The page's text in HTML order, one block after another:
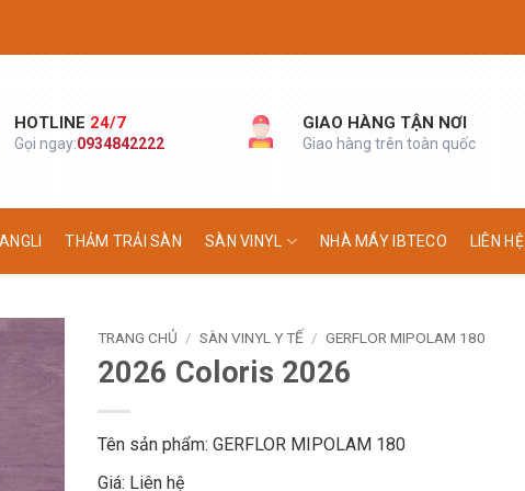
HOTLINE24/7
Gọi ngay:0934842222
GIAO HÀNG TẬN NƠI
Giao hàng trên toàn quốc
THẢM TRẢI SÀN SÀN VINYL NHÀ MÁY IBTECO LIÊN HỆ
TRANG CHỦ / SÀN VINYL Y TẾ / GERFLOR MIPOLAM 180
2026 Coloris 2026
Tên sản phẩm: GERFLOR MIPOLAM 180
Giá: Liên hệ